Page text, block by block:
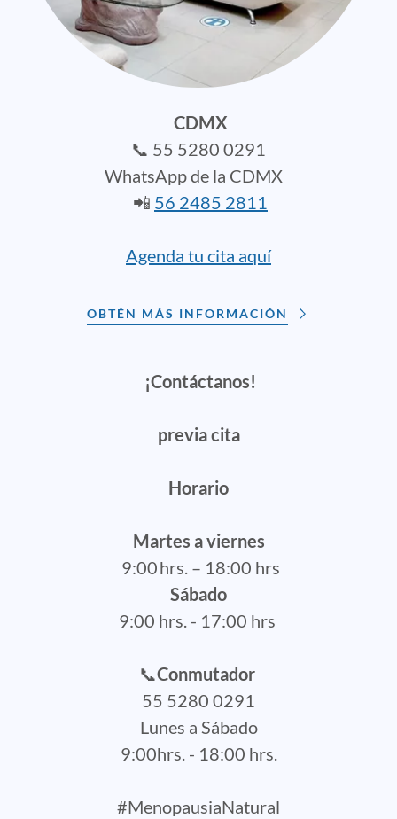
CDMX
📞 55 5280 0291
WhatsApp de la CDMX
📲 56 2485 2811
Agenda tu cita aquí
OBTÉN MÁS INFORMACIÓN
¡Contáctanos!
previa cita
Horario
Martes a viernes
9:00 hrs. – 18:00 hrs
Sábado
9:00 hrs. - 17:00 hrs
📞Conmutador
55 5280 0291
Lunes a Sábado
9:00hrs. - 18:00 hrs.
#MenopausiaNatural